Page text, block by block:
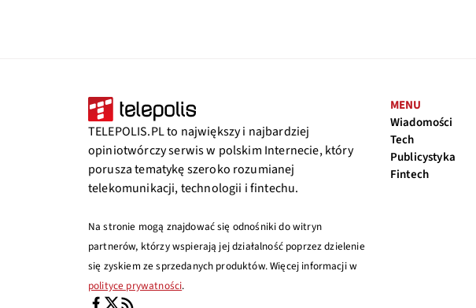
TELEPOLIS.PL to największy i najbardziej
opiniotwórczy serwis w polskim Internecie, który
porusza tematykę szeroko rozumianej
telekomunikacji, technologii i fintechu.
Na stronie mogą znajdować się odnośniki do witryn
partnerów, którzy wspierają jej działalność poprzez dzielenie
się zyskiem ze sprzedanych produktów. Więcej informacji w
polityce prywatności.
MENU
Wiadomości
Tech
Publicystyka
Fintech